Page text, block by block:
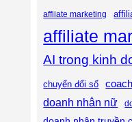
affiiate marketing
affiliate
AI trong kinh
chuyển đổi số
doanh nhân nữ